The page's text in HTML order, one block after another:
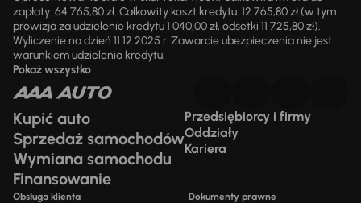
zapłaty: 64 765,80 zł. Całkowity koszt kredytu: 12 765,80 zł (w tym
prowizja za udzielenie kredytu 1 040,00 zł, odsetki 11 725,80 zł).
Wyliczenie na dzień 11.12.2025 r. Zawarcie ubezpieczenia nie jest
warunkiem udzielenia kredytu.
Pokaż wszystko
Kupić auto
Sprzedaż samochodów
Wymiana samochodu
Finansowanie
Przedsiębiorcy i firmy
Oddziały
Kariera
Obsługa klienta Dokumenty prawne